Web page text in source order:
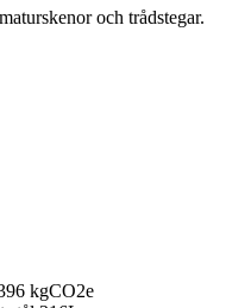
och trådstegar.
kgCO2e